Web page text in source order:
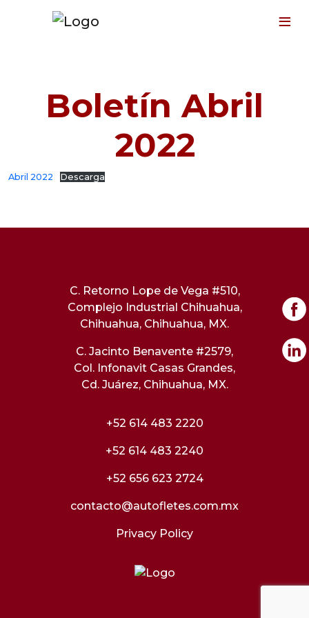
≡
Boletín Abril
2022
Abril 2022 Descarga
C. Retorno Lope de Vega #510,
Complejo Industrial Chihuahua,
Chihuahua, Chihuahua, MX.
C. Jacinto Benavente #2579,
Col. Infonavit Casas Grandes,
Cd. Juárez, Chihuahua, MX.
+52 614 483 2220
+52 614 483 2240
+52 656 623 2724
contacto@autofletes.com.mx
Privacy Policy